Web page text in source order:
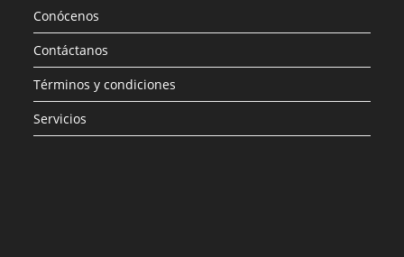
Conócenos
Contáctanos
Términos y condiciones
Servicios